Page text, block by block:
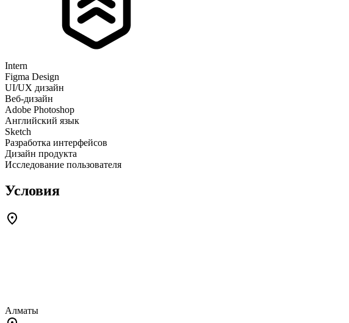
Intern
Figma Design
UI/UX дизайн
Веб-дизайн
Adobe Photoshop
Английский язык
Sketch
Разработка интерфейсов
Дизайн продукта
Исследование пользователя
Условия
Алматы